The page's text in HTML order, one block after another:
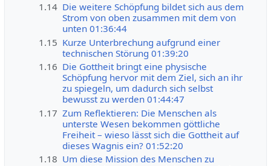
1.14 Die weitere Schöpfung bildet sich aus dem
Strom von oben zusammen mit dem von
unten 01:36:44
1.15 Kurze Unterbrechung aufgrund einer
technischen Störung 01:39:20
1.16 Die Gottheit bringt eine physische
Schöpfung hervor mit dem Ziel, sich an ihr
zu spiegeln, um dadurch sich selbst
bewusst zu werden 01:44:47
1.17 Zum Reflektieren: Die Menschen als
unterste Wesen bekommen göttliche
Freiheit – wieso lässt sich die Gottheit auf
dieses Wagnis ein? 01:52:20
1.18 Um diese Mission des Menschen zu